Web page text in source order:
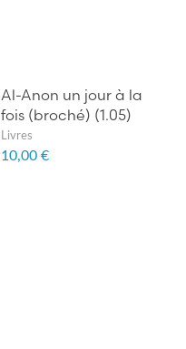
Al-Anon un jour à la
fois (broché) (1.05)
Livres
10,00 €